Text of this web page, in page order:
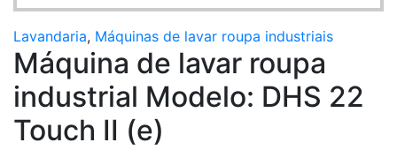
Lavandaria, Máquinas de lavar roupa industriais
Máquina de lavar roupa
industrial Modelo: DHS 22
Touch II (e)